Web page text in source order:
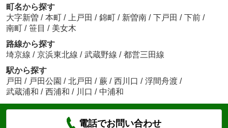
町名から探す
大字新曽 / 本町 / 上戸田 / 錦町 / 新曽南 / 下戸田 / 下前 /
南町 / 笹目 / 美女木
路線から探す
埼京線 / 京浜東北線 / 武蔵野線 / 都営三田線
駅から探す
戸田 / 戸田公園 / 北戸田 / 蕨 / 西川口 / 浮間舟渡 /
武蔵浦和 / 西浦和 / 川口 / 中浦和
電話でお問い合わせ